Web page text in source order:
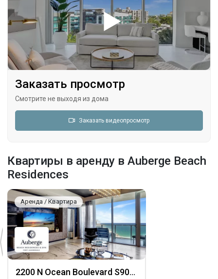
Заказать просмотр
Смотрите не выходя из дома
Заказать видеопросмотр
Квартиры в аренду в Auberge Beach
Residences
Аренда / Квартира
2200 N Ocean Boulevard S905, Unit S905